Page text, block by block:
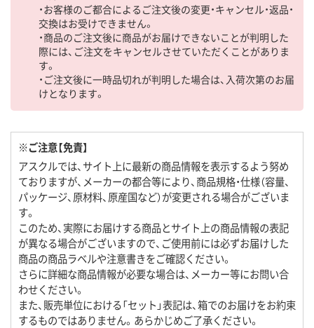
・お客様のご都合によるご注文後の変更・キャンセル・返品・
交換はお受けできません。
・商品のご注文後に商品がお届けできないことが判明した
際には、ご注文をキャンセルさせていただくことがありま
す。
・ご注文後に一時品切れが判明した場合は、入荷次第のお届
けとなります。
※ご注意【免責】
アスクルでは、サイト上に最新の商品情報を表示するよう努め
ておりますが、メーカーの都合等により、商品規格・仕様（容量、
パッケージ、原材料、原産国など）が変更される場合がございま
す。
このため、実際にお届けする商品とサイト上の商品情報の表記
が異なる場合がございますので、ご使用前には必ずお届けした
商品の商品ラベルや注意書きをご確認ください。
さらに詳細な商品情報が必要な場合は、メーカー等にお問い合
わせください。
また、販売単位における「セット」表記は、箱でのお届けをお約束
するものではありません。あらかじめご了承ください。